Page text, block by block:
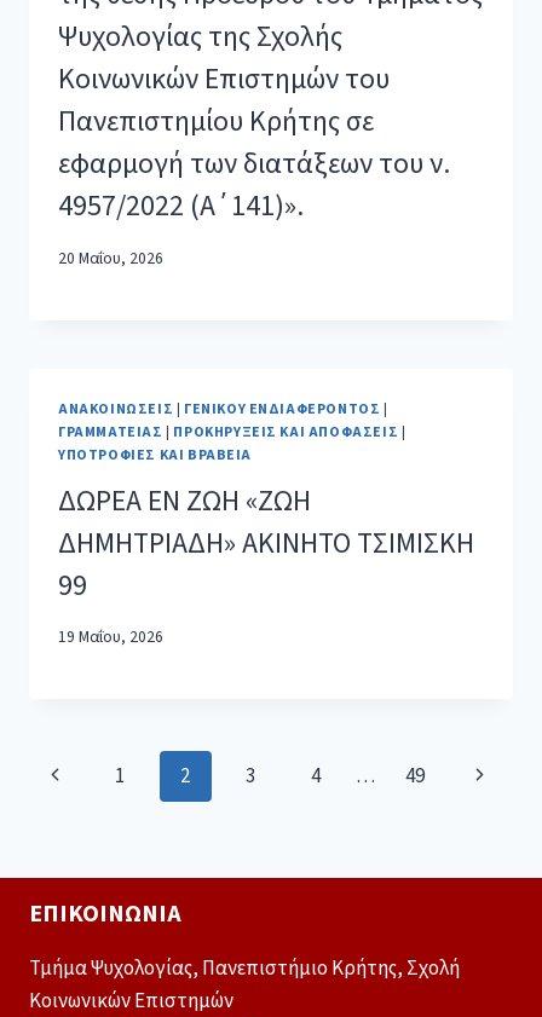
Ψυχολογίας της Σχολής
Κοινωνικών Επιστημών του
Πανεπιστημίου Κρήτης σε
εφαρμογή των διατάξεων του ν.
4957/2022 (Α΄141)».
20 Μαΐου, 2026
ΑΝΑΚΟΙΝΏΣΕΙΣ | ΓΕΝΙΚΟΎ ΕΝΔΙΑΦΈΡΟΝΤΟΣ |
ΓΡΑΜΜΑΤΕΊΑΣ | ΠΡΟΚΗΡΎΞΕΙΣ ΚΑΙ ΑΠΟΦΆΣΕΙΣ |
ΥΠΟΤΡΟΦΊΕΣ ΚΑΙ ΒΡΑΒΕΊΑ
ΔΩΡΕΑ ΕΝ ΖΩΗ «ΖΩΗ
ΔΗΜΗΤΡΙΑΔΗ» ΑΚΙΝΗΤΟ ΤΣΙΜΙΣΚΗ
99
19 Μαΐου, 2026
1 2 3 4 … 49
ΕΠΙΚΟΙΝΩΝΊΑ
Τμήμα Ψυχολογίας, Πανεπιστήμιο Κρήτης, Σχολή
Κοινωνικών Επιστημών